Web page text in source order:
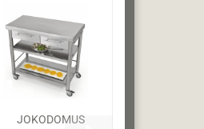
JOKODOMUS